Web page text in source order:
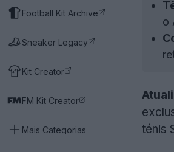
Football Kit Archive
Sneaker Legacy
Kit Creator
FM Kit Creator
Mais Categorias
o
ténis